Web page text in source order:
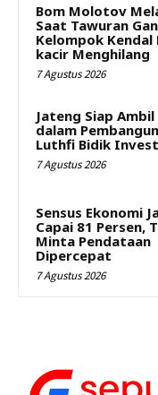
Bom Molotov
Saat Tawuran
Kelompok Kendal
kacir Menghilang
7 Agustus 2026
Jateng Siap Ambil
dalam
Luthfi Bidik
7 Agustus 2026
Sensus Ekonomi
Capai 81 Persen,
Minta Pendataan
Dipercepat
7 Agustus 2026